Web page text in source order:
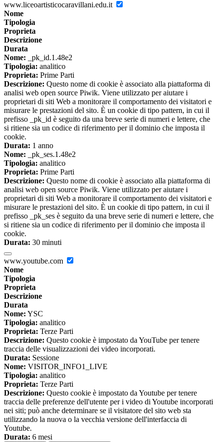
www.liceoartisticocaravillani.edu.it
Nome
Tipologia
Proprieta
Descrizione
Durata
Nome: _pk_id.1.48e2
Tipologia: analitico
Proprieta: Prime Parti
Descrizione: Questo nome di cookie è associato alla piattaforma di
analisi web open source Piwik. Viene utilizzato per aiutare i
proprietari di siti Web a monitorare il comportamento dei visitatori e
misurare le prestazioni del sito. È un cookie di tipo pattern, in cui il
prefisso _pk_id è seguito da una breve serie di numeri e lettere, che
si ritiene sia un codice di riferimento per il dominio che imposta il
cookie.
Durata: 1 anno
Nome: _pk_ses.1.48e2
Tipologia: analitico
Proprieta: Prime Parti
Descrizione: Questo nome di cookie è associato alla piattaforma di
analisi web open source Piwik. Viene utilizzato per aiutare i
proprietari di siti Web a monitorare il comportamento dei visitatori e
misurare le prestazioni del sito. È un cookie di tipo pattern, in cui il
prefisso _pk_ses è seguito da una breve serie di numeri e lettere, che
si ritiene sia un codice di riferimento per il dominio che imposta il
cookie.
Durata: 30 minuti
www.youtube.com
Nome
Tipologia
Proprieta
Descrizione
Durata
Nome: YSC
Tipologia: analitico
Proprieta: Terze Parti
Descrizione: Questo cookie è impostato da YouTube per tenere
traccia delle visualizzazioni dei video incorporati.
Durata: Sessione
Nome: VISITOR_INFO1_LIVE
Tipologia: analitico
Proprieta: Terze Parti
Descrizione: Questo cookie è impostato da Youtube per tenere
traccia delle preferenze dell'utente per i video di Youtube incorporati
nei siti; può anche determinare se il visitatore del sito web sta
utilizzando la nuova o la vecchia versione dell'interfaccia di
Youtube.
Durata: 6 mesi